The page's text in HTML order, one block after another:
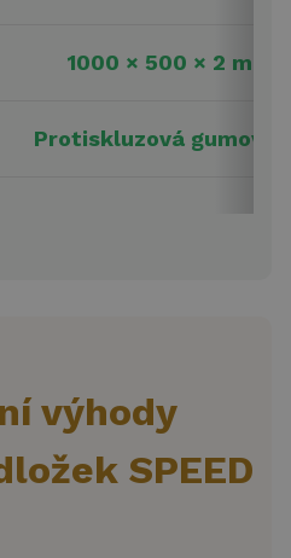
1000 × 500 × 2 mm
Protiskluzová gumová
výhody
SPEED